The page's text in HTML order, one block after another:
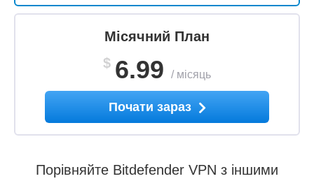
Місячний План
$ 6.99 / місяць
Почати зараз
Порівняйте Bitdefender VPN з іншими